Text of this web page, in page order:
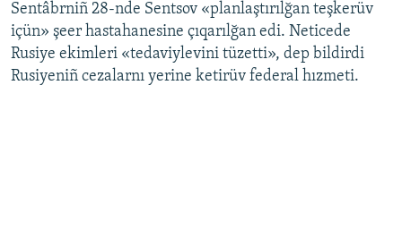
Sentâbrniñ 28-nde Sentsov «planlaştırılğan teşkerüv
içün» şeer hastahanesine çıqarılğan edi. Neticede
Rusiye ekimleri «tedaviylevini tüzetti», dep bildirdi
Rusiyeniñ cezalarnı yerine ketirüv federal hızmeti.